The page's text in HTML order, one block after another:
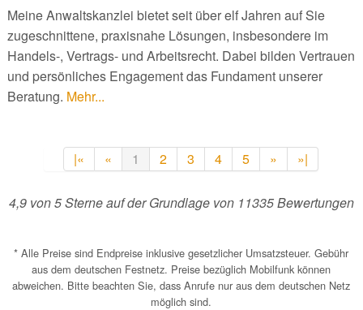
Meine Anwaltskanzlei bietet seit über elf Jahren auf Sie
zugeschnittene, praxisnahe Lösungen, insbesondere im
Handels-, Vertrags- und Arbeitsrecht. Dabei bilden Vertrauen
und persönliches Engagement das Fundament unserer
Beratung. Mehr...
|« « 1 2 3 4 5 » »|
4,9von5Sterne auf der Grundlage von 11335Bewertungen
* Alle Preise sind Endpreise inklusive gesetzlicher Umsatzsteuer. Gebühr
aus dem deutschen Festnetz. Preise bezüglich Mobilfunk können
abweichen. Bitte beachten Sie, dass Anrufe nur aus dem deutschen Netz
möglich sind.